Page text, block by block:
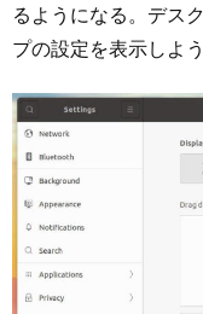
るようになる。デス
プの設定を表示しよう